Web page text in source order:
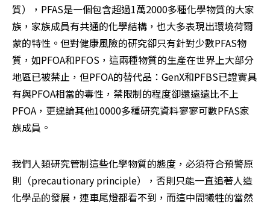
質），PFAS是一個包含超過1萬2000多種化學物質的大家
族，家族成員有共通的化學結構，也大多表現出環境荷爾
蒙的特性。但對健康風險的研究卻只有針對少數PFAS物
質，如PFOA和PFOS，這兩種物質的生產在世界上大部分
地區已被禁止，但PFOA的替代品：GenX和PFBS已證實具
有與PFOA相當的毒性，禁限制的程度卻還遠遠比不上
PFOA，更遑論其他10000多種研究資料寥寥可數PFAS家
族成員。
我們人類研究管制這些化學物質的態度，必須符合預警原
則（precautionary principle），否則只能一直追著人造
化學品的發展，連車尾燈都看不到，而這中間犧牲的當然